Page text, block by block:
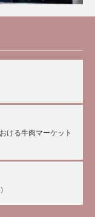
ける牛肉マーケット